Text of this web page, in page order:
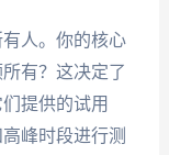
人。你的核心
有？这决定了
提供的试用
峰时段进行测